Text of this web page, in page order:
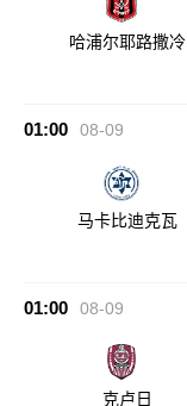
哈浦尔耶路撒冷
01:00 08-09
马卡比迪克瓦
01:00 08-09
克卢日